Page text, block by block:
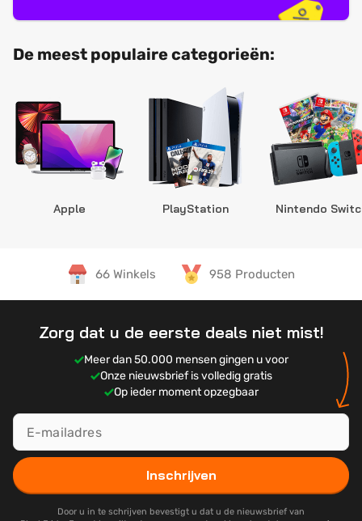
De meest populaire categorieën:
Apple PlayStation Nintendo
66 Winkels 958 Producten
Zorg dat u de eerste deals niet mist!
Meer dan 50.000 mensen gingen u voor
Onze nieuwsbrief is volledig gratis
Op ieder moment opzegbaar
Inschrijven
Door u in te schrijven bevestigt u dat u de nieuwsbrief van